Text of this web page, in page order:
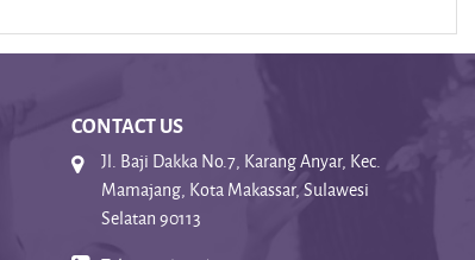
CONTACT US
Jl. Baji Dakka No.7, Karang Anyar, Kec.
Mamajang, Kota Makassar, Sulawesi
Selatan 90113